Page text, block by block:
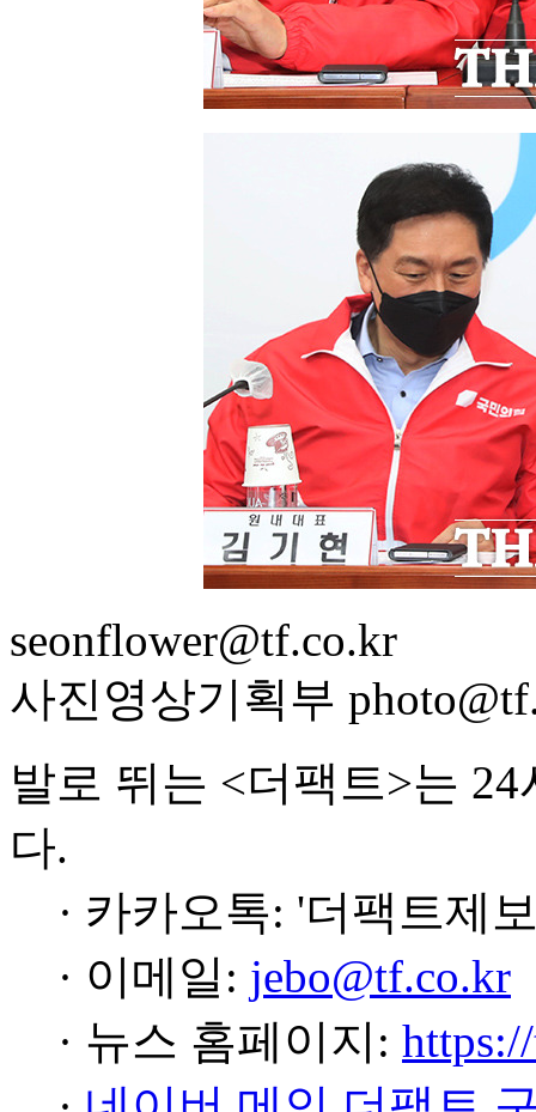
seonflower@tf.co.kr
사진영상기획부
발로 뛰는 <더팩트>는
다.
· 카카오톡: '더팩트제
· 이메일: jebo@tf.co.kr
· 뉴스 홈페이지: